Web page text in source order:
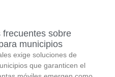
frecuentes sobre
municipios
exige soluciones de
que garanticen el